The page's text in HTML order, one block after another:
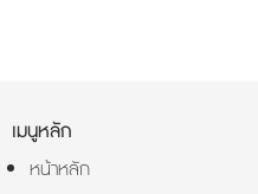
เมนูหลัก
หน้าหลัก